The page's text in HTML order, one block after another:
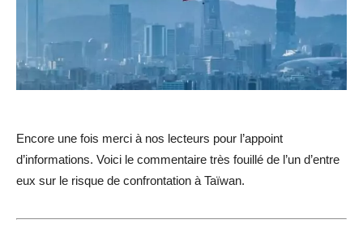
Encore une fois merci à nos lecteurs pour l’appoint
d’informations. Voici le commentaire très fouillé de l’un d’entre
eux sur le risque de confrontation à Taïwan.